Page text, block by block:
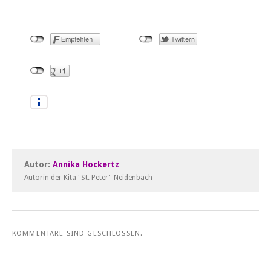
Autor: Annika Hockertz
Autorin der Kita "St. Peter" Neidenbach
KOMMENTARE SIND GESCHLOSSEN.